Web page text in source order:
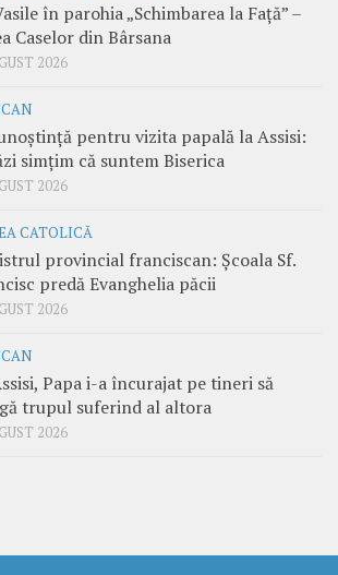
în parohia „Schimbarea la Față” –
Caselor din Bârsana
2026
pentru vizita papală la Assisi:
simțim că suntem Biserica
2026
CATOLICĂ
provincial franciscan: Școala Sf.
predă Evanghelia păcii
2026
Papa i-a încurajat pe tineri să
trupul suferind al altora
2026